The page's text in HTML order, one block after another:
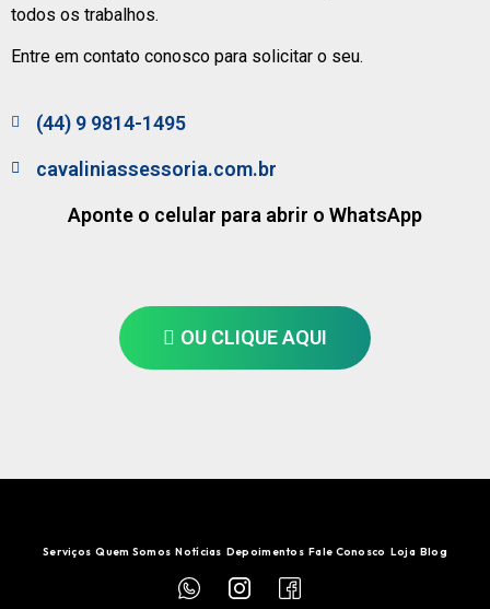
todos os trabalhos.
Entre em contato conosco para solicitar o seu.
(44) 9 9814-1495
cavaliniassessoria.com.br
Aponte o celular para abrir o WhatsApp
OU CLIQUE AQUI
Serviços Quem Somos Notícias Depoimentos Fale Conosco Loja Blog